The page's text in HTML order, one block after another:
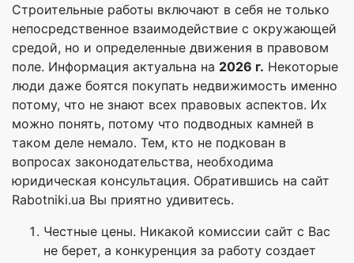
Строительные работы включают в себя не только
непосредственное взаимодействие с окружающей
средой, но и определенные движения в правовом
поле. Информация актуальна на 2026 г. Некоторые
люди даже боятся покупать недвижимость именно
потому, что не знают всех правовых аспектов. Их
можно понять, потому что подводных камней в
таком деле немало. Тем, кто не подкован в
вопросах законодательства, необходима
юридическая консультация. Обратившись на сайт
Rabotniki.ua Вы приятно удивитесь.
Честные цены. Никакой комиссии сайт с Вас
не берет, а конкуренция за работу создает